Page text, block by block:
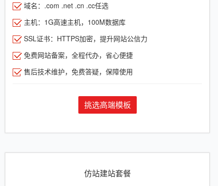
域名：.com .net .cn .cc任选
主机：1G高速主机，100M数据库
SSL证书：HTTPS加密，提升网站公信力
免费网站备案，全程代办，省心便捷
售后技术维护，免费答疑，保障使用
挑选高端模板
仿站建站套餐